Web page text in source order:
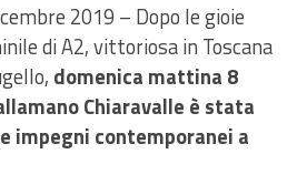
2019 – Dopo le gioie
di A2, vittoriosa in Toscana
domenica mattina 8
Chiaravalle è stata
impegni contemporanei a